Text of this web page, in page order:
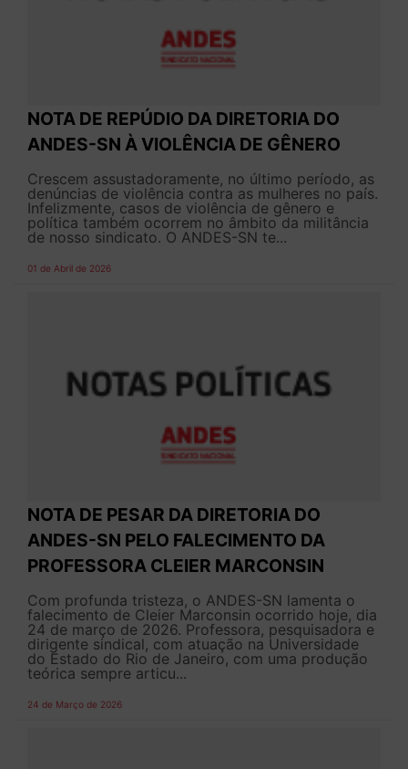
NOTA DE REPÚDIO DA DIRETORIA DO
ANDES-SN À VIOLÊNCIA DE GÊNERO
Crescem assustadoramente, no último período, as
denúncias de violência contra as mulheres no país.
Infelizmente, casos de violência de gênero e
política também ocorrem no âmbito da militância
de nosso sindicato. O ANDES-SN te...
01 de Abril de 2026
NOTA DE PESAR DA DIRETORIA DO
ANDES-SN PELO FALECIMENTO DA
PROFESSORA CLEIER MARCONSIN
Com profunda tristeza, o ANDES-SN lamenta o
falecimento de Cleier Marconsin ocorrido hoje, dia
24 de março de 2026. Professora, pesquisadora e
dirigente sindical, com atuação na Universidade
do Estado do Rio de Janeiro, com uma produção
teórica sempre articu...
24 de Março de 2026